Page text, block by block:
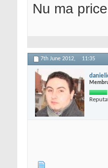
Nu ma
7th June 2012, 11:35